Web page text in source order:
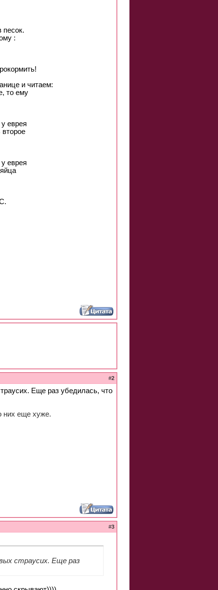
песок.
:
и читаем:
то ему
еврея
второе
еврея
#2
Еще раз убедилась, что
них еще хуже.
#3
страусих. Еще раз